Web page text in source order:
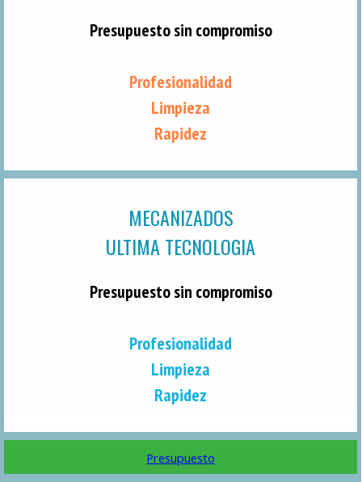
Presupuesto sin compromiso
Profesionalidad
Limpieza
Rapidez
MECANIZADOS
ULTIMA TECNOLOGIA
Presupuesto sin compromiso
Profesionalidad
Limpieza
Rapidez
Presupuesto